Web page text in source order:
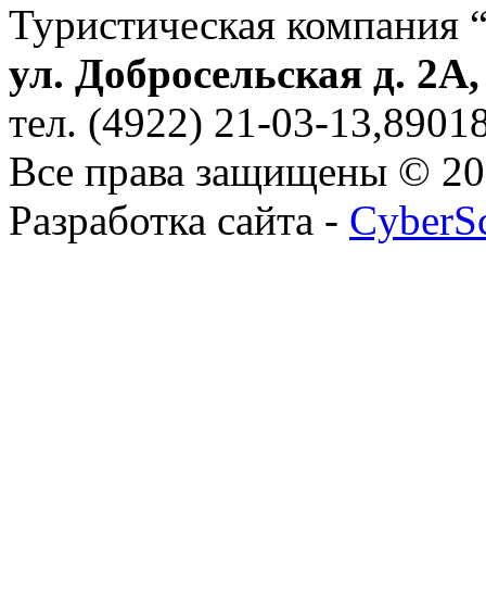
Туристическая компания
ул. Добросельская д.
тел. (4922) 21-03-
Все права защищены ©
Разработка сайта -